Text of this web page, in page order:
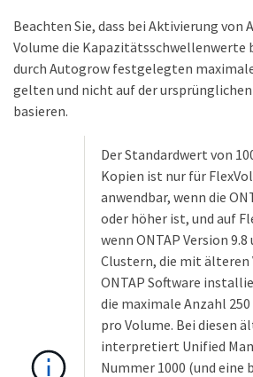
Beachten Sie, dass bei Aktivierung von
Volume die Kapazitätsschwellenwerte
durch Autogrow festgelegten
gelten und nicht auf der
basieren.
Der Standardwert von
Kopien ist nur für
anwendbar, wenn die
oder höher ist, und auf
wenn ONTAP Version
Clustern, die mit älteren
ONTAP Software
die maximale Anzahl
pro Volume. Bei diesen
interpretiert Unified
Nummer 1000 (und eine